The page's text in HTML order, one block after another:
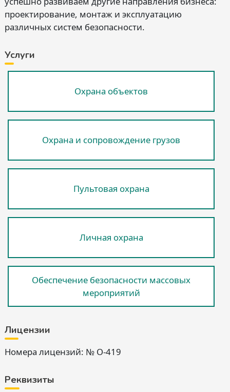
проектирование, монтаж и эксплуатацию
различных систем безопасности.
Услуги
Охрана объектов
Охрана и сопровождение грузов
Пультовая охрана
Личная охрана
Обеспечение безопасности массовых
мероприятий
Лицензии
Номера лицензий: № О-419
Реквизиты